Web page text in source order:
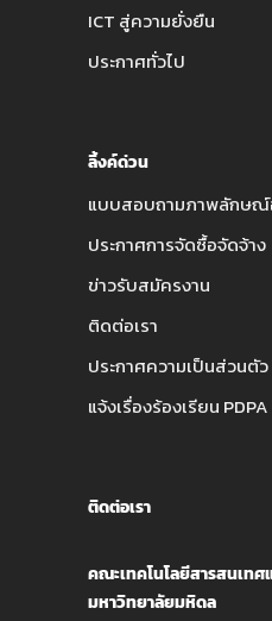
ICT สู่ความยั่งยืน
ประกาศทั่วไป
ลิ้งค์ด่วน
แบบสอบถามภาพลักษณ์
ประกาศการจัดซื้อจัดจ้าง
ข่าวรับสมัครงาน
ติดต่อเรา
ประกาศความเป็นส่วนตัว
แจ้งเรื่องร้องเรียน PDPA
ติดต่อเรา
คณะเทคโนโลยีสารสนเทศ
มหาวิทยาลัยมหิดล